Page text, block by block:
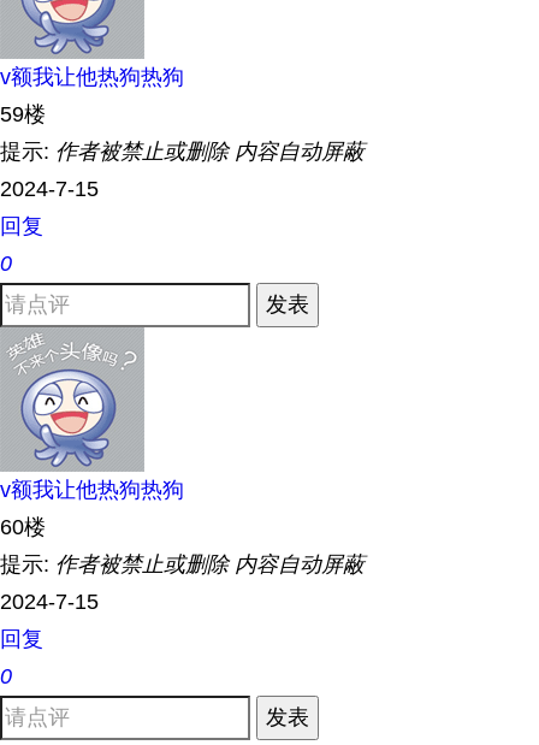
v额我让他热狗热狗
59楼
提示: 作者被禁止或删除 内容自动屏蔽
2024-7-15
回复
0
发表
v额我让他热狗热狗
60楼
提示: 作者被禁止或删除 内容自动屏蔽
2024-7-15
回复
0
发表